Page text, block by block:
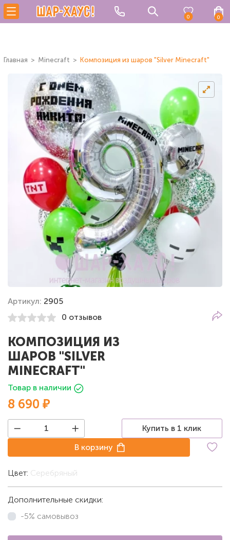
0 0
Главная Minecraft Композиция из шаров "Silver Minecraft"
Артикул: 2905
0 отзывов
КОМПОЗИЦИЯ ИЗ
ШАРОВ "SILVER
MINECRAFT"
Товар в наличии
8 690 ₽
Купить в 1 клик
В корзину
Цвет: Серебряный
Дополнительные скидки:
-5% самовывоз